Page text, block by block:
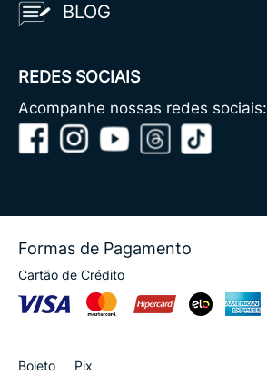
BLOG
REDES SOCIAIS
Acompanhe nossas redes sociais:
Formas de Pagamento
Cartão de Crédito
Boleto Pix